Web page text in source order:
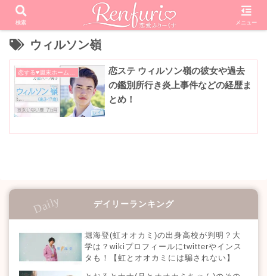
ウィルソン嶺
恋ステ ウィルソン嶺の彼女や過去
の鑑別所行き炎上事件などの経歴ま
とめ！
デイリーランキング
堀海登(虹オオカミ)の出身高校が判明？大
学は？wikiプロフィールにtwitterやインス
タも！【虹とオオカミには騙されない】
検索 メニュー